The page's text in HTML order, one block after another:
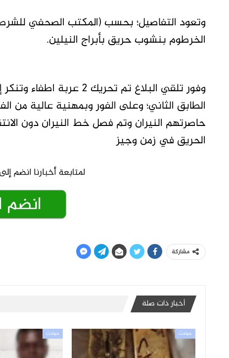
وتعود التفاصيل؛ بحسب (المكتب الصحفي
الخرطوم بنشوب حريق بأبراج النيلين.
وفور تلقي البلاغ تم
الطابق الثاني؛ وعلى الفور وبمهنية عالية من
حاصرتهم النيران وتم فصل خط النيران دون
الحريق في زمن وجيز
مشاركة
أخبار ذات صلة
حوادث حوادث